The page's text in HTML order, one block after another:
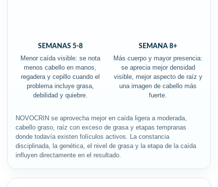
SEMANAS 5-8
Menor caída visible: se nota
menos cabello en manos,
regadera y cepillo cuando el
problema incluye grasa,
debilidad y quiebre.
SEMANA 8+
Más cuerpo y mayor presencia:
se aprecia mejor densidad
visible, mejor aspecto de raíz y
una imagen de cabello más
fuerte.
NOVOCRIN se aprovecha mejor en caída ligera a moderada,
cabello graso, raíz con exceso de grasa y etapas tempranas
donde todavía existen folículos activos. La constancia
disciplinada, la genética, el nivel de grasa y la etapa de la caída
influyen directamente en el resultado.